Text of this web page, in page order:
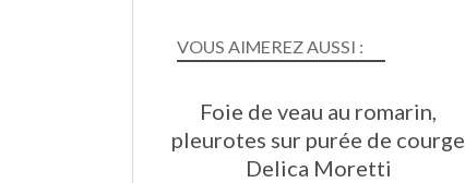
VOUS AIMEREZ AUSSI :
Foie de veau au romarin,
pleurotes sur purée de courge
Delica Moretti